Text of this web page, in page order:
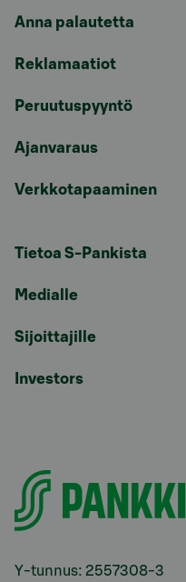
Anna palautetta
Reklamaatiot
Peruutuspyyntö
Ajanvaraus
Verkkotapaaminen
Tietoa S-Pankista
Medialle
Sijoittajille
Investors
Y-tunnus: 2557308-3